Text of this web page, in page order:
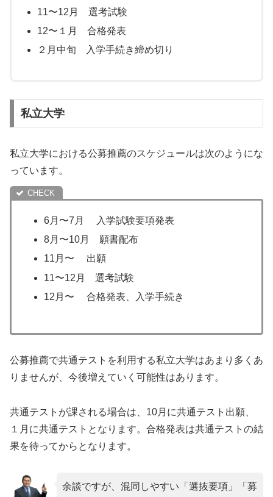
11〜12月 選考試験
12〜１月 合格発表
２月中旬 入学手続き締め切り
私立大学
私立大学における公募推薦のスケジュールは次のようにな
っています。
6月〜7月 入学試験要項発表
8月〜10月 願書配布
11月〜 出願
11〜12月 選考試験
12月〜 合格発表、入学手続き
公募推薦で共通テストを利用する私立大学はあまり多くあ
りませんが、今後増えていく可能性はあります。
共通テストが課される場合は、10月に共通テスト出願、
１月に共通テストとなります。合格発表は共通テストの結
果を待ってからとなります。
余談ですが、混同しやすい「選抜要項」「募